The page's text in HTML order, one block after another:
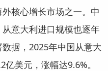
核心增长市场之一。中
意大利进口规模也逐年
据，2025年中国从意大
美元，涨幅达9.6%。